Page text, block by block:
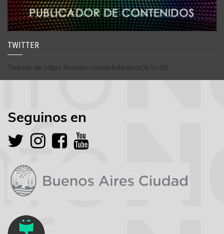
TWITTER
Tweets de https://twitter.com/InfoNativaOk?s=20
Seguinos en